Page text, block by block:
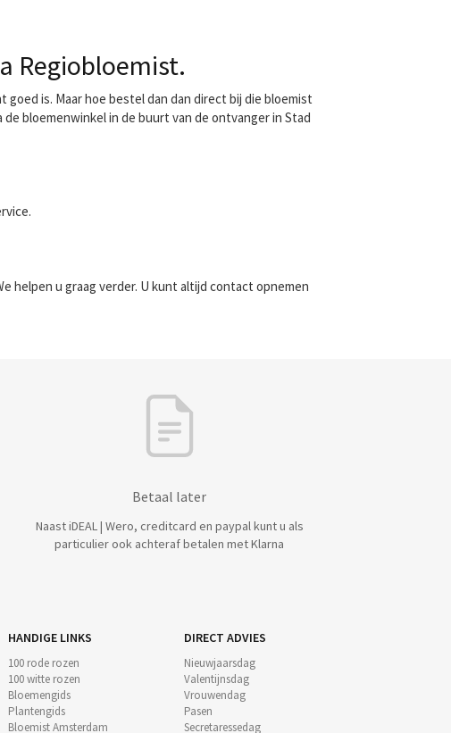
Regiobloemist.
is. Maar hoe bestel dan dan direct bij die bloemist
bloemenwinkel in de buurt van de ontvanger in Stad
helpen u graag verder. U kunt altijd contact opnemen
Betaal later
Naast iDEAL | Wero, creditcard en paypal kunt u als
particulier ook achteraf betalen met Klarna
HANDIGE LINKS
100 rode rozen
100 witte rozen
Bloemengids
Plantengids
Bloemist Amsterdam
DIRECT ADVIES
Nieuwjaarsdag
Valentijnsdag
Vrouwendag
Pasen
Secretaressedag